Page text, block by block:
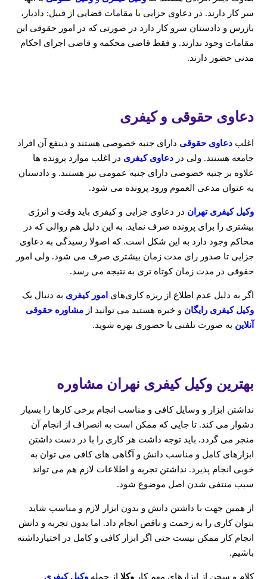
سر کار دارند. در دعاوی جزایی با مقامات قضایی از قبیل: دادیار،
بازرس و دادستان سرو کار دارد در صورتی که در امور حقوقی این
مقامات وجود ندارند. و فقط قاضی محکمه و قاضی اجرای احکام
مدنی حضور دارند.
دعاوی حقوقی و کیفری
اغلبدعاوی حقوقی دارای جنبه خصوصی هستند و ذینفع آن افراد
جامعه هسنتد. ولی در دعاوی کیفری در اغلب موارد پرونده ها
علاوه بر جنبه خصوصی دارای جنبه عمومی نیز هستند. و دادستان
به عنوان مدعی العموم ورود پرونده می شود.
وکیل کیفری تهران در دعاوی جزایی و کیفری باید وقت و انرژی
بیشتری را برای پرونده صرف نماید. به این دلیل هم روالی که در
محاکم وجود دارد به این شکل است. که اصولا رسیدگی به دعاوی
جزایی تا صدور رای مدت زمان بیشتری صرف می شود. ولی امور
حقوقی در مدت زمان کوتاه تری به نتیجه می رسد.
اگر به دلیل عدم اطلاع از ریزه‌ کاری‌های امور کیفری به دنبال یک
وکیل کیفری رایگان و خبره هستید می توانید ازمشاوره حقوقی
آنلاین به صورت تلفنی یا حضوری بهره شوید.
بهترین وکیل کیفری نهران مشاوره
نداشتن ابزار و وسایل کافی و مناسب انجام برخی کارها را بسیار
دشوار می کند. تا جایی که ممکن است به انصراف از انجام آن
منجر می گردد. باید توجه داشت هر کاری را با در دست داشتن
ابزارهای کامل و مناسب دانش و آگاهی های کافی می توان به
خوبی انجام پذیرد. نداشتن تجربه و اطلاعات لازم هم می تواند
سبب منتفی شدن اصل موضوع شود.
از همین جهت با داشتن دانش و بدون ابزار لازم و مناسب شاید
بتوان کاری را به زحمت و ناقص انجام داد. اما بدون تجربه و دانش
انجام کار ممکن نیست حتی اگر ابزار کافی و کامل در اختیارداشته
باشیم.
کلام و سخن از ابزارهای مهم کار وکلا از جملهوکیل کیفری